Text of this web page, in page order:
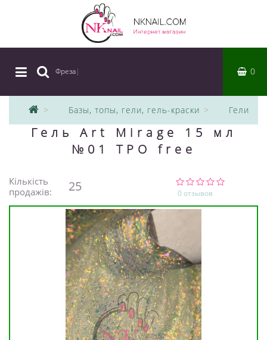
Фреза| 0
Базы, топы, гели, гель-краски Гели
Гель Art Mirage 15 мл
№01 TPO free
Кількість
продажів:
25 0 отзывов